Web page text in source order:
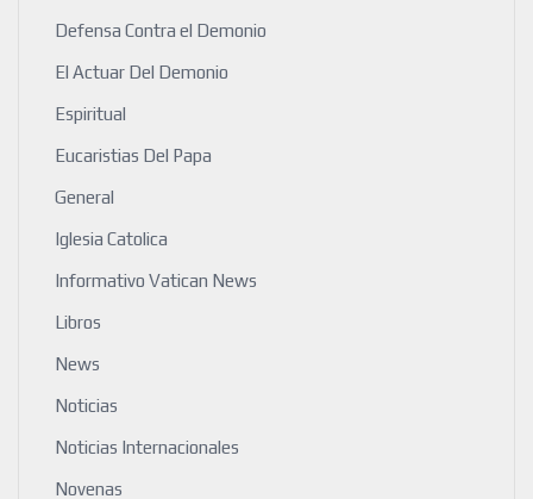
Defensa Contra el Demonio
El Actuar Del Demonio
Espiritual
Eucaristias Del Papa
General
Iglesia Catolica
Informativo Vatican News
Libros
News
Noticias
Noticias Internacionales
Novenas